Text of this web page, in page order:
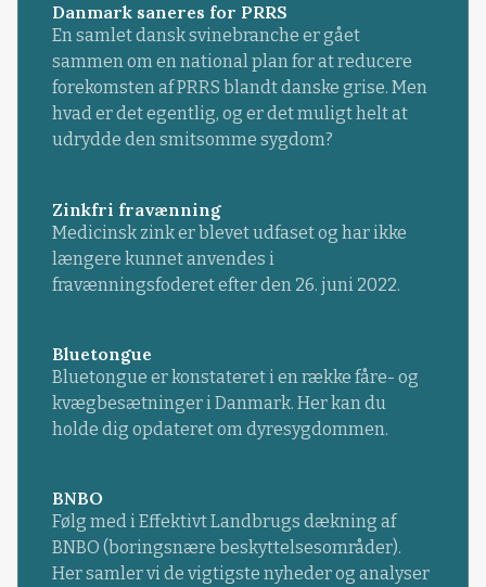
Danmark saneres for PRRS
En samlet dansk svinebranche er gået
sammen om en national plan for at reducere
forekomsten af PRRS blandt danske grise. Men
hvad er det egentlig, og er det muligt helt at
udrydde den smitsomme sygdom?
Zinkfri fravænning
Medicinsk zink er blevet udfaset og har ikke
længere kunnet anvendes i
fravænningsfoderet efter den 26. juni 2022.
Bluetongue
Bluetongue er konstateret i en række fåre- og
kvægbesætninger i Danmark. Her kan du
holde dig opdateret om dyresygdommen.
BNBO
Følg med i Effektivt Landbrugs dækning af
BNBO (boringsnære beskyttelsesområder).
Her samler vi de vigtigste nyheder og analyser